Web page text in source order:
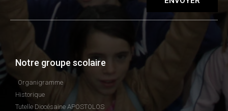
Notre groupe scolaire
Organigramme
Historique
Tutelle Diocésaine APOSTOLOS